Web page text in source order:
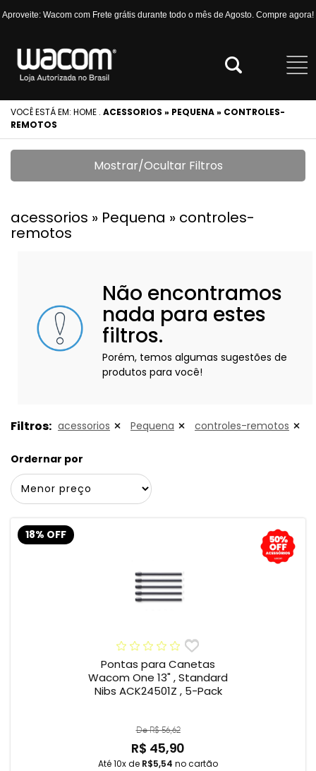
Aproveite: Wacom com Frete grátis durante todo o mês de Agosto. Compre agora!
VOCÊ ESTÁ EM: HOME . ACESSORIOS » PEQUENA » CONTROLES-
REMOTOS
Mostrar/Ocultar Filtros
acessorios » Pequena » controles-
remotos
Não encontramos
nada para estes
filtros.
Porém, temos algumas sugestões de
produtos para você!
Filtros: acessorios Pequena controles-remotos
Ordernar por
18% OFF
Pontas para Canetas
Wacom One 13" , Standard
Nibs ACK24501Z , 5-Pack
De R$ 56,62
R$ 45,90
Até 10x de R$5,54 no cartão